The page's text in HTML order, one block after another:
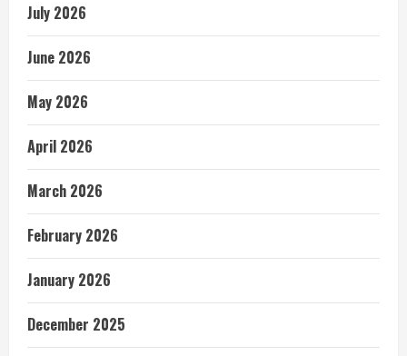
July 2026
June 2026
May 2026
April 2026
March 2026
February 2026
January 2026
December 2025